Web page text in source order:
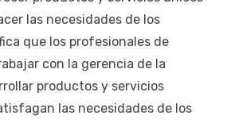
las necesidades de los
que los profesionales de
con la gerencia de la
productos y servicios
las necesidades de los